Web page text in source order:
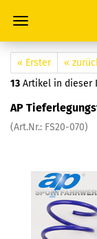
« Erster «
13 Artikel in dieser
AP
(Art.Nr.: FS20-070)